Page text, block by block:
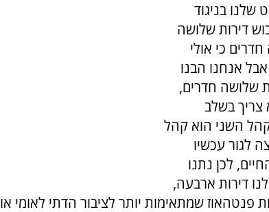
שלנו בניגוד
דירות שלושה
כי אולי
אנחנו הבנו
שלושה חדרים,
צריך בשלב
השני הוא קהל
לגור עכשיו
לכן נתנו
דירות ארבעה,
פנטהאוז שמתאימות יותר לציבור הדתי לאומי או